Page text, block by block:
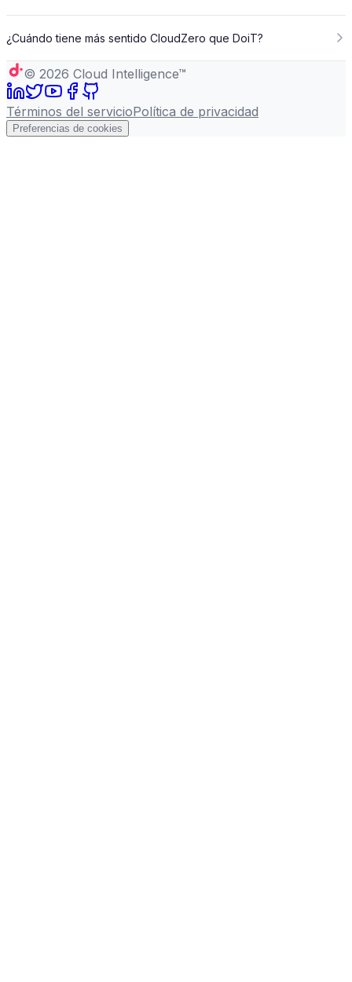
¿Cuándo tiene más sentido CloudZero que DoiT?
© 2026 Cloud Intelligence™
Términos del servicioPolítica de privacidad
Preferencias de cookies